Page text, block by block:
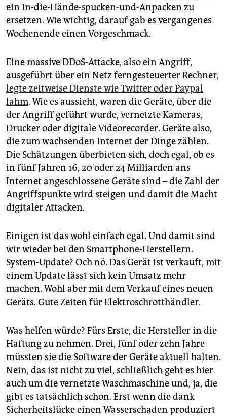
ein In-die-Hände-spucken-und-Anpacken zu
ersetzen. Wie wichtig, darauf gab es vergangenes
Wochenende einen Vorgeschmack.
Eine massive DDoS-Attacke, also ein Angriff,
ausgeführt über ein Netz ferngesteuerter Rechner,
legte zeitweise Dienste wie Twitter oder Paypal
lahm. Wie es aussieht, waren die Geräte, über die
der Angriff geführt wurde, vernetzte Kameras,
Drucker oder digitale Videorecorder. Geräte also,
die zum wachsenden Internet der Dinge zählen.
Die Schätzungen überbieten sich, doch egal, ob es
in fünf Jahren 16, 20 oder 24 Milliarden ans
Internet angeschlossene Geräte sind – die Zahl der
Angriffspunkte wird steigen und damit die Macht
digitaler Attacken.
Einigen ist das wohl einfach egal. Und damit sind
wir wieder bei den Smartphone-Herstellern.
System-Update? Och nö. Das Gerät ist verkauft, mit
einem Update lässt sich kein Umsatz mehr
machen. Wohl aber mit dem Verkauf eines neuen
Geräts. Gute Zeiten für Elektroschrotthändler.
Was helfen würde? Fürs Erste, die Hersteller in die
Haftung zu nehmen. Drei, fünf oder zehn Jahre
müssten sie die Software der Geräte aktuell halten.
Nein, das ist nicht zu viel, schließlich geht es hier
auch um die vernetzte Waschmaschine und, ja, die
gibt es tatsächlich schon. Erst wenn die dank
Sicherheitslücke einen Wasserschaden produziert